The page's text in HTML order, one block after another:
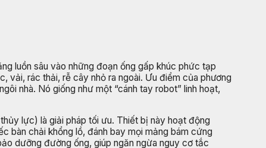
luồn sâu vào những đoạn ống gấp khúc phức tạp
rác thải, rễ cây nhỏ ra ngoài. Ưu điểm của phương
nhà. Nó giống như một “cánh tay robot” linh hoạt,
lực) là giải pháp tối ưu. Thiết bị này hoạt động
bàn chải khổng lồ, đánh bay mọi mảng bám cứng
dưỡng đường ống, giúp ngăn ngừa nguy cơ tắc